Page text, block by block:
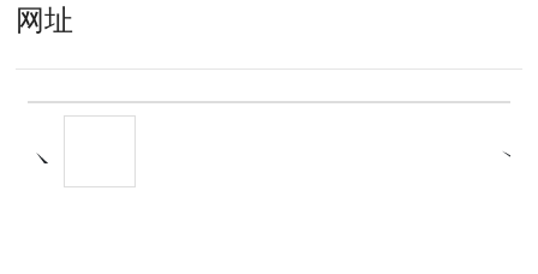
在线招聘
请你留言
网址